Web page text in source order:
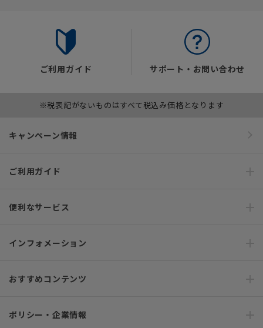
ご利用ガイド サポート・お問い合わせ
※税表記がないものはすべて税込み価格となります
キャンペーン情報
ご利用ガイド
便利なサービス
インフォメーション
おすすめコンテンツ
ポリシー・企業情報